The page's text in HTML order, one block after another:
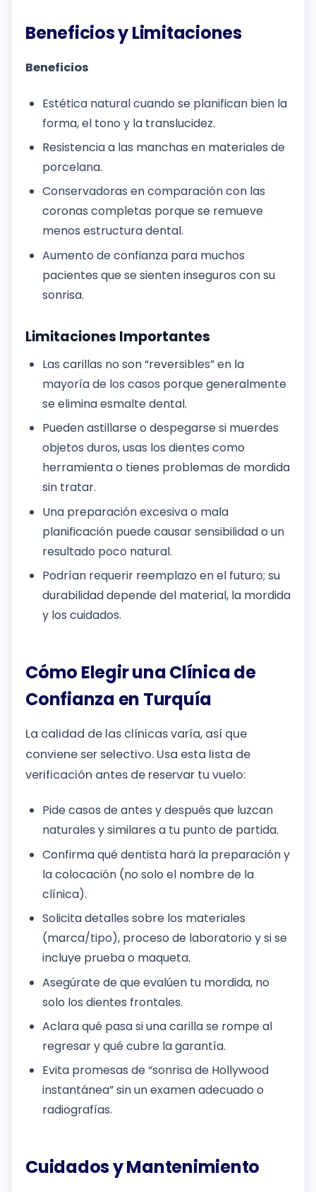
Beneficios y Limitaciones
Beneficios
Estética natural cuando se planifican bien la
forma, el tono y la translucidez.
Resistencia a las manchas en materiales de
porcelana.
Conservadoras en comparación con las
coronas completas porque se remueve
menos estructura dental.
Aumento de confianza para muchos
pacientes que se sienten inseguros con su
sonrisa.
Limitaciones Importantes
Las carillas no son “reversibles” en la
mayoría de los casos porque generalmente
se elimina esmalte dental.
Pueden astillarse o despegarse si muerdes
objetos duros, usas los dientes como
herramienta o tienes problemas de mordida
sin tratar.
Una preparación excesiva o mala
planificación puede causar sensibilidad o un
resultado poco natural.
Podrían requerir reemplazo en el futuro; su
durabilidad depende del material, la mordida
y los cuidados.
Cómo Elegir una Clínica de
Confianza en Turquía
La calidad de las clínicas varía, así que
conviene ser selectivo. Usa esta lista de
verificación antes de reservar tu vuelo:
Pide casos de antes y después que luzcan
naturales y similares a tu punto de partida.
Confirma qué dentista hará la preparación y
la colocación (no solo el nombre de la
clínica).
Solicita detalles sobre los materiales
(marca/tipo), proceso de laboratorio y si se
incluye prueba o maqueta.
Asegúrate de que evalúen tu mordida, no
solo los dientes frontales.
Aclara qué pasa si una carilla se rompe al
regresar y qué cubre la garantía.
Evita promesas de “sonrisa de Hollywood
instantánea” sin un examen adecuado o
radiografías.
Cuidados y Mantenimiento